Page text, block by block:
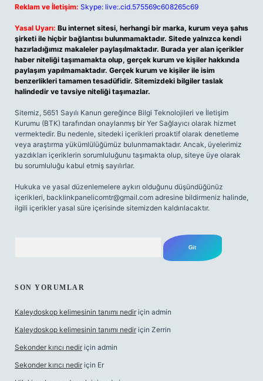
Reklam ve İletişim: Skype: live:.cid.575569c608265c69
Yasal Uyarı: Bu internet sitesi, herhangi bir marka, kurum veya şahıs
şirketi ile hiçbir bağlantısı bulunmamaktadır. Sitede yalnızca kendi
hazırladığımız makaleler paylaşılmaktadır. Burada yer alan içerikler
haber niteliği taşımamakta olup, gerçek kurum ve kişiler hakkında
paylaşım yapılmamaktadır. Gerçek kurum ve kişiler ile isim
benzerlikleri tamamen tesadüfidir. Sitemizdeki bilgiler taslak
halindedir ve tavsiye niteliği taşımazlar.
Sitemiz, 5651 Sayılı Kanun gereğince Bilgi Teknolojileri ve İletişim
Kurumu (BTK) tarafından onaylanmış bir Yer Sağlayıcı olarak hizmet
vermektedir. Bu nedenle, sitedeki içerikleri proaktif olarak denetleme
veya araştırma yükümlülüğümüz bulunmamaktadır. Ancak, üyelerimiz
yazdıkları içeriklerin sorumluluğunu taşımakta olup, siteye üye olarak
bu sorumluluğu kabul etmiş sayılırlar.
Hukuka ve yasal düzenlemelere aykırı olduğunu düşündüğünüz
içerikleri, backlinkpanelicomtr@gmail.com adresine bildirmeniz halinde,
ilgili içerikler yasal süre içerisinde sitemizden kaldırılacaktır.
SON YORUMLAR
Kaleydoskop kelimesinin tanımı nedir için admin
Kaleydoskop kelimesinin tanımı nedir için Zerrin
Sekonder kırıcı nedir için admin
Sekonder kırıcı nedir için Er